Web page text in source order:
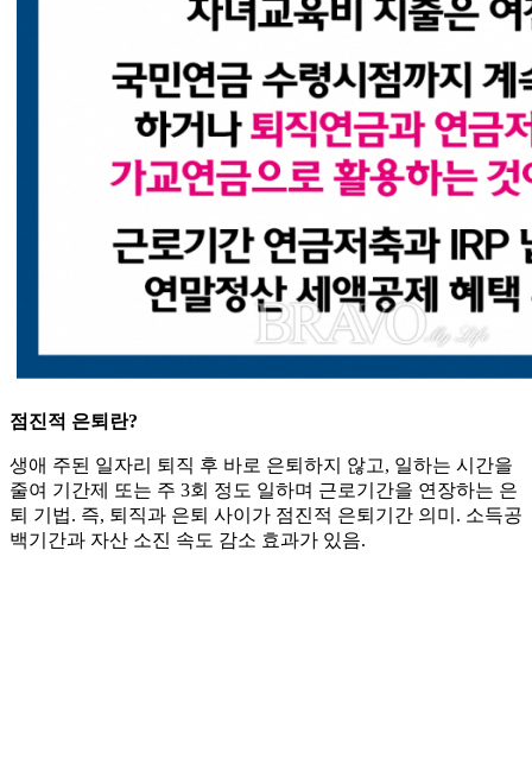
점진적 은퇴란?
생애 주된 일자리 퇴직 후 바로 은퇴하지 않고, 일하는 시간을
줄여 기간제 또는 주 3회 정도 일하며 근로기간을 연장하는 은
퇴 기법. 즉, 퇴직과 은퇴 사이가 점진적 은퇴기간 의미. 소득공
백기간과 자산 소진 속도 감소 효과가 있음.